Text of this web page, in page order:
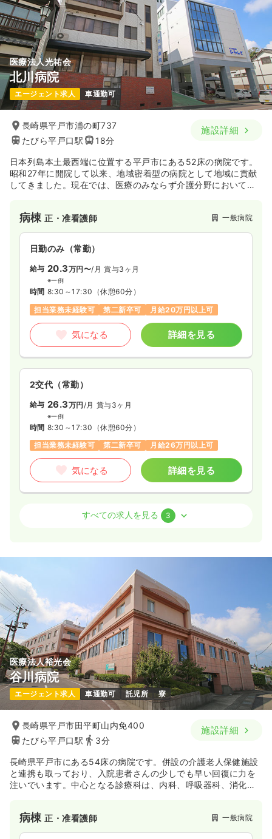
月給19万円以上可
気になる 詳細を見る
医療法人光祐会
北川病院
エージェント求人 車通勤可
長崎県平戸市浦の町737
たびら平戸口駅
18分
施設詳細
日本列島本土最西端に位置する平戸市にある52床の病院です。
昭和27年に開院して以来、地域密着型の病院として地域に貢献
してきました。現在では、医療のみならず介護分野において
いる病院です。
病棟正・准看護師 一般病院
日勤のみ（常勤）
給与 20.3万円〜/月 賞与3ヶ月
※一例
時間 8:30～17:30 （休憩60分）
担当業務未経験可
第二新卒可 月給20万円以上可
気になる 詳細を見る
2交代（常勤）
給与 26.3万円 /月 賞与3ヶ月
※一例
時間 8:30～17:30 （休憩60分）
担当業務未経験可
第二新卒可 月給26万円以上可
気になる 詳細を見る
正・准看護師
時間
（休憩60分）
日祝休み
月給20万円以上可
気になる 詳細を見る
外来正・准看護師 一般病院
日勤のみ（常勤） 一時募集休止
給与 20.4万円 /月 賞与3ヶ月
※経験2年の例
時間 8:30～17:30（休憩60分）
日祝休み
月給20万円以上可
気になる 詳細を見る
訪問看護
すべての求人を見る 3
医療法人裕光会
谷川病院
エージェント求人 車通勤可 託児所 寮
長崎県平戸市田平町山内免400
たびら平戸口駅
3分
施設詳細
長崎県平戸市にある54床の病院です。併設の介護老人保健施設
と連携も取っており、入院患者さんの少しでも早い回復に力を
注いでいます。中心となる診療科は、内科、呼吸器科、消化器
病棟正・准看護師 一般病院